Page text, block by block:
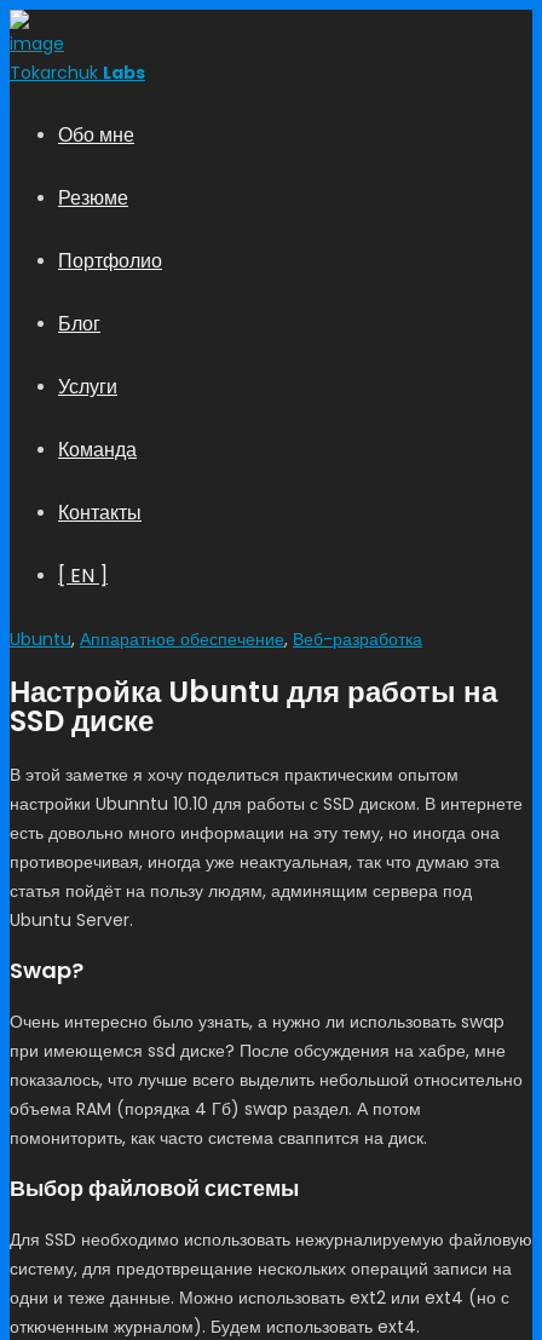
Tokarchuk Labs
Обо мне
Резюме
Портфолио
Блог
Услуги
Команда
Контакты
[ EN ]
Ubuntu, Аппаратное обеспечение, Веб-разработка
Настройка Ubuntu для работы на
SSD диске
В этой заметке я хочу поделиться практическим опытом
настройки Ubunntu 10.10 для работы с SSD диском. В интернете
есть довольно много информации на эту тему, но иногда она
противоречивая, иногда уже неактуальная, так что думаю эта
статья пойдёт на пользу людям, админящим сервера под
Ubuntu Server.
Swap?
Очень интересно было узнать, а нужно ли использовать swap
при имеющемся ssd диске? После обсуждения на хабре, мне
показалось, что лучше всего выделить небольшой относительно
объема RAM (порядка 4 Гб) swap раздел. А потом
помониторить, как часто система сваппится на диск.
Выбор файловой системы
Для SSD необходимо использовать нежурналируемую файловую
систему, для предотврещание нескольких операций записи на
одни и теже данные. Можно использовать ext2 или ext4 (но с
откюченным журналом). Будем использовать ext4.